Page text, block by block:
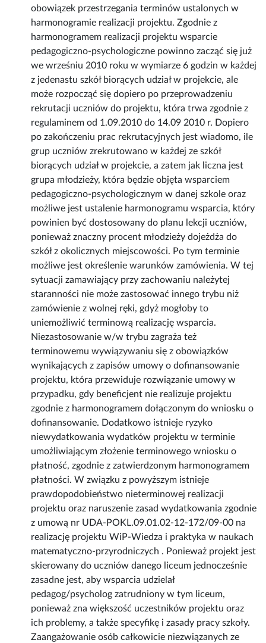
obowiązek przestrzegania terminów ustalonych w
harmonogramie realizacji projektu. Zgodnie z
harmonogramem realizacji projektu wsparcie
pedagogiczno-psychologiczne powinno zacząć się już
we wrześniu 2010 roku w wymiarze 6 godzin w każdej
z jedenastu szkół biorących udział w projekcie, ale
może rozpocząć się dopiero po przeprowadzeniu
rekrutacji uczniów do projektu, która trwa zgodnie z
regulaminem od 1.09.2010 do 14.09 2010 r. Dopiero
po zakończeniu prac rekrutacyjnych jest wiadomo, ile
grup uczniów zrekrutowano w każdej ze szkół
biorących udział w projekcie, a zatem jak liczna jest
grupa młodzieży, która będzie objęta wsparciem
pedagogiczno-psychologicznym w danej szkole oraz
możliwe jest ustalenie harmonogramu wsparcia, który
powinien być dostosowany do planu lekcji uczniów,
ponieważ znaczny procent młodzieży dojeżdża do
szkół z okolicznych miejscowości. Po tym terminie
możliwe jest określenie warunków zamówienia. W tej
sytuacji zamawiający przy zachowaniu należytej
staranności nie może zastosować innego trybu niż
zamówienie z wolnej ręki, gdyż mogłoby to
uniemożliwić terminową realizację wsparcia.
Niezastosowanie w/w trybu zagraża też
terminowemu wywiązywaniu się z obowiązków
wynikających z zapisów umowy o dofinansowanie
projektu, która przewiduje rozwiązanie umowy w
przypadku, gdy beneficjent nie realizuje projektu
zgodnie z harmonogramem dołączonym do wniosku o
dofinansowanie. Dodatkowo istnieje ryzyko
niewydatkowania wydatków projektu w terminie
umożliwiającym złożenie terminowego wniosku o
płatność, zgodnie z zatwierdzonym harmonogramem
płatności. W związku z powyższym istnieje
prawdopodobieństwo nieterminowej realizacji
projektu oraz naruszenie zasad wydatkowania zgodnie
z umową nr UDA-POKL.09.01.02-12-172/09-00 na
realizację projektu WiP-Wiedza i praktyka w naukach
matematyczno-przyrodniczych . Ponieważ projekt jest
skierowany do uczniów danego liceum jednocześnie
zasadne jest, aby wsparcia udzielał
pedagog/psycholog zatrudniony w tym liceum,
ponieważ zna większość uczestników projektu oraz
ich problemy, a także specyfikę i zasady pracy szkoły.
Zaangażowanie osób całkowicie niezwiązanych ze